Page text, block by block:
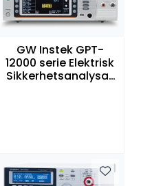
GW Instek GPT-
12000 serie Elektrisk
Sikkerhetsanalysat